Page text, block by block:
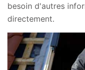
besoin d'autres
directement.